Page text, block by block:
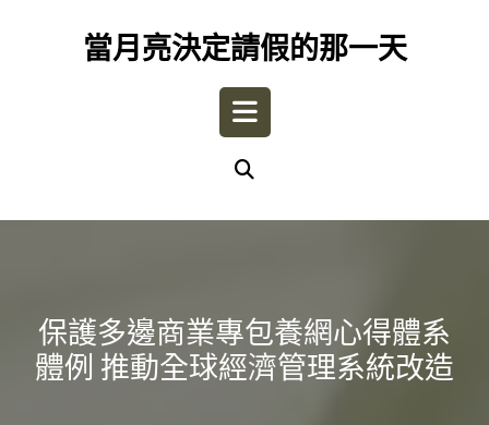
當月亮決定請假的那一天
Open
保護多邊商業專包養網心得體系
體例 推動全球經濟管理系統改造